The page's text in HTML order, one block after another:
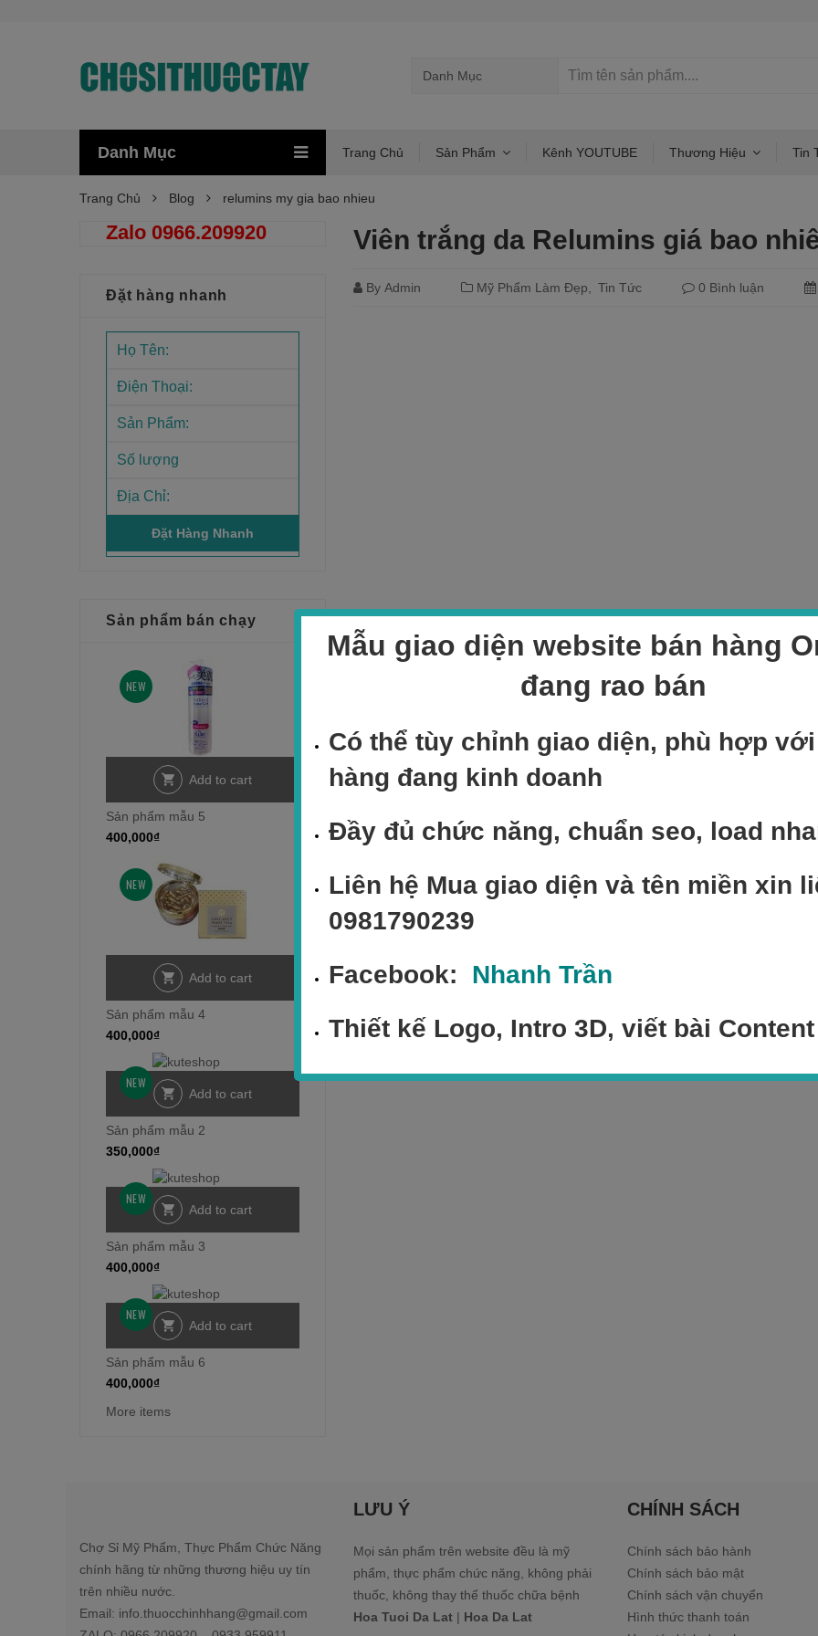
Danh Mục Trang Chủ Sản Phẩm Kênh YOUTUBE Thương Hiệu Tin
Trang Chủ Blog relumins my gia bao nhieu
Viên trắng da Relumins giá bao
By Admin Mỹ Phẩm Làm Đẹp Tin Tức 0 Bình luận
Zalo 0966.209920
Đặt hàng nhanh
Sản phẩm bán chạy
NEW
Add to cart
Sản phẩm mẫu 5
400,000₫
NEW
Add to cart
Sản phẩm mẫu 4
400,000₫
NEW
Add to cart
Sản phẩm mẫu 2
350,000₫
NEW
Add to cart
Sản phẩm mẫu 3
400,000₫
NEW
Add to cart
Sản phẩm mẫu 6
400,000₫
More items
Chợ Sỉ Mỹ Phẩm, Thực Phẩm Chức Năng
chính hãng từ những thương hiệu uy tín
trên nhiều nước.
Email: info.thuocchinhhang@gmail.com
LƯU Ý
Mọi sản phẩm trên website đều là mỹ
phẩm, thực phẩm chức năng, không phải
thuốc, không thay thế thuốc chữa bệnh
Hoa Tuoi Da Lat | Hoa Da Lat
CHÍNH SÁCH
Chính sách bảo hành
Chính sách bảo mật
Chính sách vận chuyển
Hình thức thanh toán
Mẫu giao diện website bán hàng
đang rao bán
Có thể tùy chỉnh giao diện, phù hợp
hàng đang kinh doanh
Đầy đủ chức năng, chuẩn seo, load
Liên hệ Mua giao diện và tên miền xin
0981790239
Facebook: Nhanh Trần
Thiết kế Logo, Intro 3D, viết bài Content